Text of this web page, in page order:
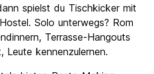
spielst du Tischkicker mit
Solo unterwegs? Rom
Terrasse-Hangouts
Leute kennenzulernen.